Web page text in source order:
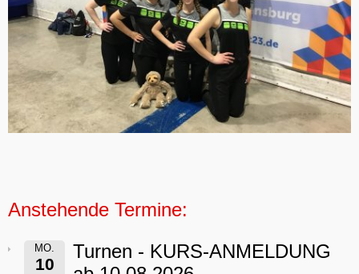
Anstehende Termine:
MO.
10
Turnen - KURS-ANMELDUNG